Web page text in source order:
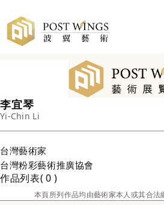
李宜琴
Yi-Chin Li
台灣藝術家
台灣粉彩藝術推廣協會
作品列表 0
本頁所列作品均由藝術家本人或其合法